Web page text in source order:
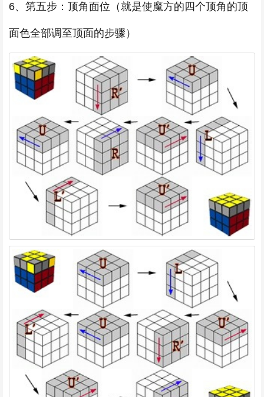
6、第五步：顶角面位（就是使魔方的四个顶角的顶
面色全部调至顶面的步骤）